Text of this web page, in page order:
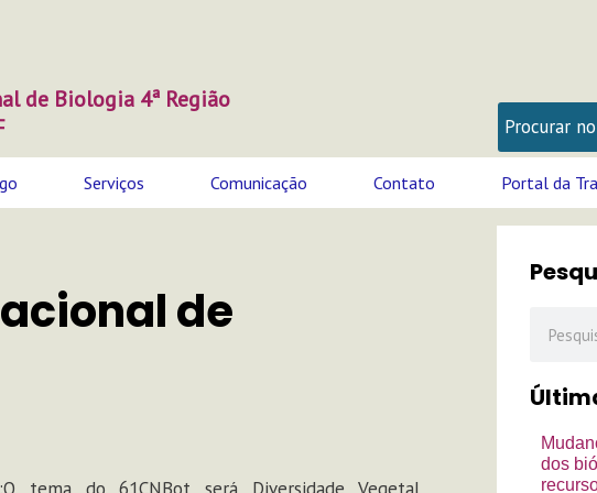
de Biologia 4ª Região
Serviços Comunicação Contato Portal da
de
dos